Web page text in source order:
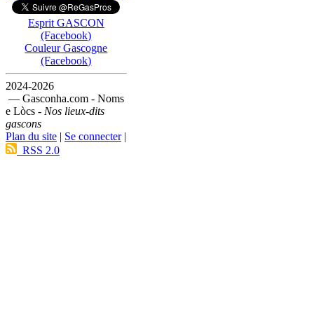
Esprit GASCON
(Facebook)
Couleur Gascogne
(Facebook)
2024-2026
— Gasconha.com - Noms
e Lòcs - Nos lieux-dits
gascons
Plan du site | Se connecter|
RSS 2.0